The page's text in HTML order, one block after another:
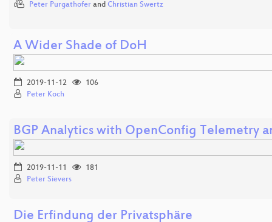
Peter Purgathofer and Christian Swertz
A Wider Shade of DoH
2019-11-12
106
Peter Koch
BGP Analytics with OpenConfig Telemetry
2019-11-11
181
Peter Sievers
Die Erfindung der Privatsphäre